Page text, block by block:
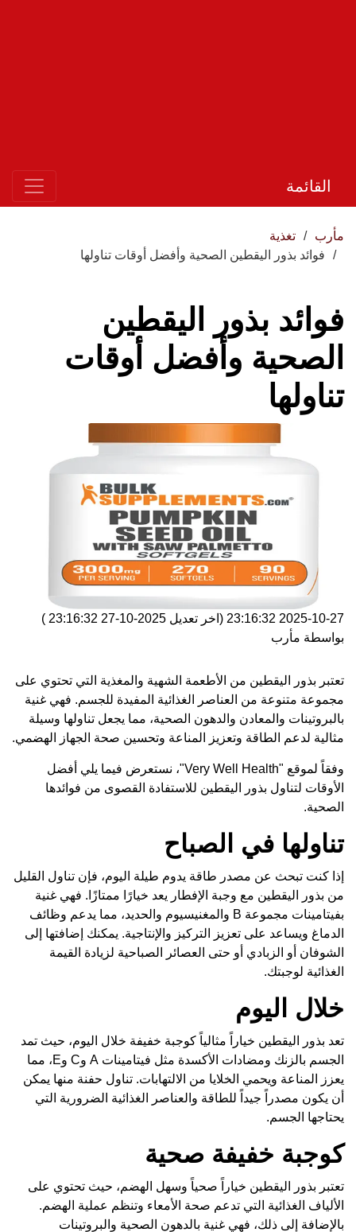
القائمة
مأرب
تغذية
فوائد بذور اليقطين الصحية وأفضل أوقات تناولها
فوائد بذور اليقطين
الصحية وأفضل أوقات
تناولها
2025-10-27 23:16:32 (اخر تعديل 2025-10-27 23:16:32
)
بواسطة مأرب
تعتبر بذور اليقطين من الأطعمة الشهية والمغذية التي تحتوي على
مجموعة متنوعة من العناصر الغذائية المفيدة للجسم. فهي غنية
بالبروتينات والمعادن والدهون الصحية، مما يجعل تناولها وسيلة
مثالية لدعم الطاقة وتعزيز المناعة وتحسين صحة الجهاز الهضمي.
وفقاً لموقع "Very Well Health"، نستعرض فيما يلي أفضل
الأوقات لتناول بذور اليقطين للاستفادة القصوى من فوائدها
الصحية.
تناولها في الصباح
إذا كنت تبحث عن مصدر طاقة يدوم طيلة اليوم، فإن تناول القليل
من بذور اليقطين مع وجبة الإفطار يعد خيارًا ممتازًا. فهي غنية
بفيتامينات مجموعة B والمغنيسيوم والحديد، مما يدعم وظائف
الدماغ ويساعد على تعزيز التركيز والإنتاجية. يمكنك إضافتها إلى
الشوفان أو الزبادي أو حتى العصائر الصباحية لزيادة القيمة
الغذائية لوجبتك.
خلال اليوم
تعد بذور اليقطين خياراً مثالياً كوجبة خفيفة خلال اليوم، حيث تمد
الجسم بالزنك ومضادات الأكسدة مثل فيتامينات A وC وE، مما
يعزز المناعة ويحمي الخلايا من الالتهابات. تناول حفنة منها يمكن
أن يكون مصدراً جيداً للطاقة والعناصر الغذائية الضرورية التي
يحتاجها الجسم.
كوجبة خفيفة صحية
تعتبر بذور اليقطين خياراً صحياً وسهل الهضم، حيث تحتوي على
الألياف الغذائية التي تدعم صحة الأمعاء وتنظم عملية الهضم.
بالإضافة إلى ذلك، فهي غنية بالدهون الصحية والبروتينات